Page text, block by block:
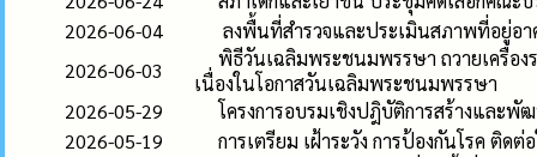
2026-06-04
ลงพื้นที่สำรวจและประเมินสภาพที่อยู่อ
2026-06-03
พิธีวันเฉลิมพระชนมพรรษา ถวายเครื่อ
เนื่องในโอกาสวันเฉลิมพระชนมพรรษา
2026-05-29
โครงการอบรมเชิงปฎิบัติการสร้างแล
2026-05-19
การเตรียม เฝ้าระวัง การป้องกันโรค ติด